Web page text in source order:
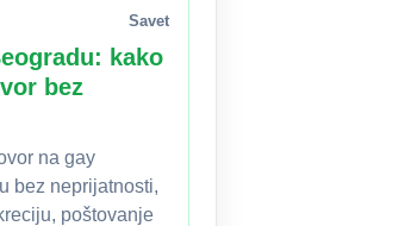
Savet
kako
bez
na gay
bez neprijatnosti,
poštovanje